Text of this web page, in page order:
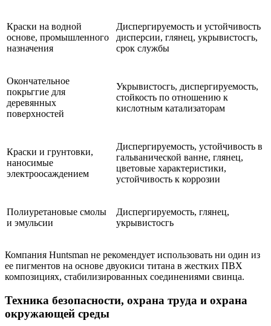
Краски на водной
основе, промышленного
назначения
Диспергируемость и устойчивость
дисперсии, глянец, укрывистосгь,
срок службы
Окончательное
покрьггие для
деревянных
поверхностей
Укрывистосгь, диспергируемость,
стойкость по отношению к
кислотным катализаторам
Краски и грунтовки,
наносимые
электроосаждением
Диспергируемость, устойчивость в
гальванической ванне, глянец,
цветовые характеристики,
устойчивость к коррозии
Полиуретановые смолы
и эмульсии
Диспергируемость, глянец,
укрывистосгь
Компания Huntsman не рекомендует использовать ни один из
ее пигментов на основе двуокиси титана в жестких ПВХ
композициях, стабилизированных соединениями свинца.
Техника безопасности, охрана труда и охрана
окружающей среды